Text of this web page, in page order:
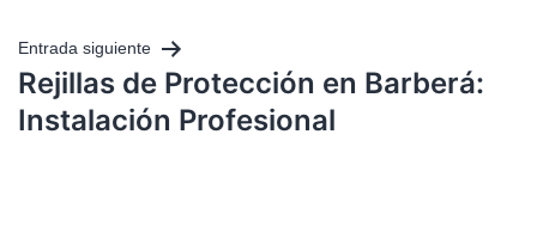
Entrada siguiente
Rejillas de Protección en Barberá:
Instalación Profesional